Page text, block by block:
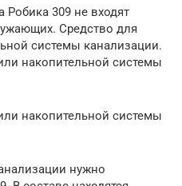
Робика 309 не входят
Средство для
системы канализации.
накопительной системы
накопительной системы
нужно